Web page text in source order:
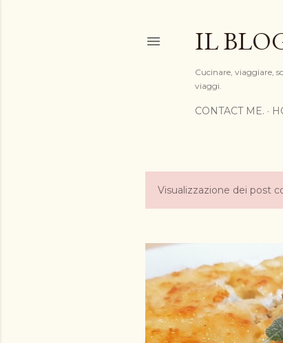
IL
Cucinare, viaggiare,
viaggi.
CONTACT ME.
P
s
t
Visualizzazione dei post